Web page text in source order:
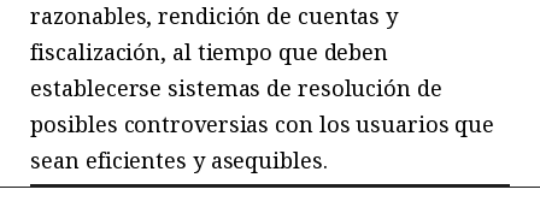
razonables, rendición de cuentas y
fiscalización, al tiempo que deben
establecerse sistemas de resolución de
posibles controversias con los usuarios que
sean eficientes y asequibles.